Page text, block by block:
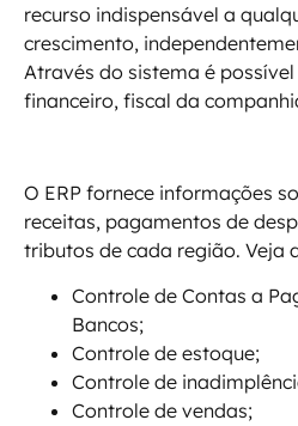
recurso indispensável a
crescimento,
Através do sistema é
financeiro, fiscal da
O ERP fornece informações
receitas, pagamentos de
tributos de cada região. Veja
Controle de Contas a
Bancos;
Controle de estoque;
Controle de
Controle de vendas;